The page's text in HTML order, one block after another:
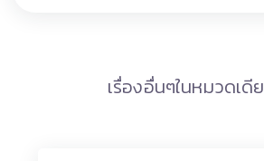
เรื่องอื่นๆในหมวดเดี